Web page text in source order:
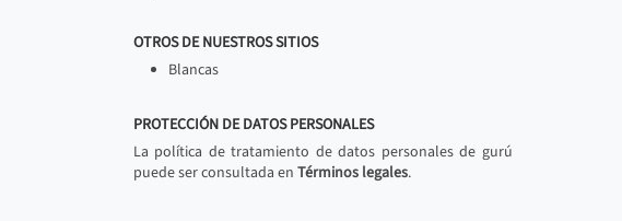
OTROS DE NUESTROS SITIOS
Blancas
PROTECCIÓN DE DATOS PERSONALES
La política de tratamiento de datos personales de gurú
puede ser consultada en Términos legales.